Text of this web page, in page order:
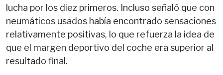
lucha por los diez primeros. Incluso señaló que con
neumáticos usados había encontrado sensaciones
relativamente positivas, lo que refuerza la idea de
que el margen deportivo del coche era superior al
resultado final.